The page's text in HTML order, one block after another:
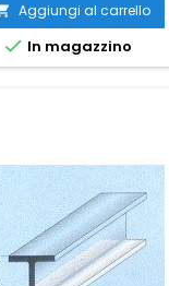
Aggiungi al carrello
 In magazzino